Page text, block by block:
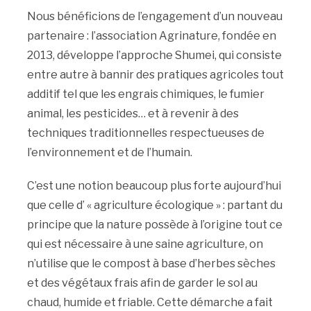
Nous bénéficions de l’engagement d’un nouveau
partenaire : l’association Agrinature, fondée en
2013, développe l’approche Shumei, qui consiste
entre autre à bannir des pratiques agricoles tout
additif tel que les engrais chimiques, le fumier
animal, les pesticides… et à revenir à des
techniques traditionnelles respectueuses de
l’environnement et de l’humain.
C’est une notion beaucoup plus forte aujourd’hui
que celle d’ « agriculture écologique » : partant du
principe que la nature possède à l’origine tout ce
qui est nécessaire à une saine agriculture, on
n’utilise que le compost à base d’herbes sèches
et des végétaux frais afin de garder le sol au
chaud, humide et friable. Cette démarche a fait